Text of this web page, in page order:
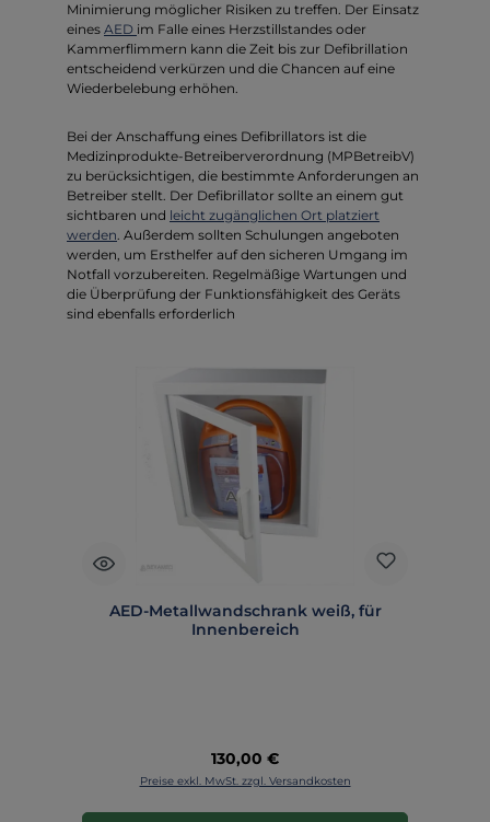
Minimierung möglicher Risiken zu treffen. Der Einsatz
eines AED im Falle eines Herzstillstandes oder
Kammerflimmern kann die Zeit bis zur Defibrillation
entscheidend verkürzen und die Chancen auf eine
Wiederbelebung erhöhen.
Bei der Anschaffung eines Defibrillators ist die
Medizinprodukte-Betreiberverordnung (MPBetreibV)
zu berücksichtigen, die bestimmte Anforderungen an
Betreiber stellt. Der Defibrillator sollte an einem gut
sichtbaren und leicht zugänglichen Ort platziert
werden . Außerdem sollten Schulungen angeboten
werden, um Ersthelfer auf den sicheren Umgang im
Notfall vorzubereiten. Regelmäßige Wartungen und
die Überprüfung der Funktionsfähigkeit des Geräts
sind ebenfalls erforderlich
AED-Metallwandschrank weiß, für
Innenbereich
Regulärer Preis:
130,00 €
Preise exkl. MwSt. zzgl. Versandkosten